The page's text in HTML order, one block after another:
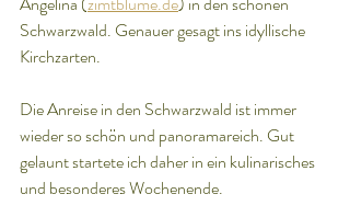
Schwarzwald. Genauer gesagt ins idyllische
Kirchzarten.
Die Anreise in den Schwarzwald ist immer
wieder so schön und panoramareich. Gut
gelaunt startete ich daher in ein kulinarisches
und besonderes Wochenende.